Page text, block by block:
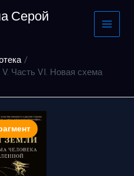
Серой
Часть VI. Новая схема